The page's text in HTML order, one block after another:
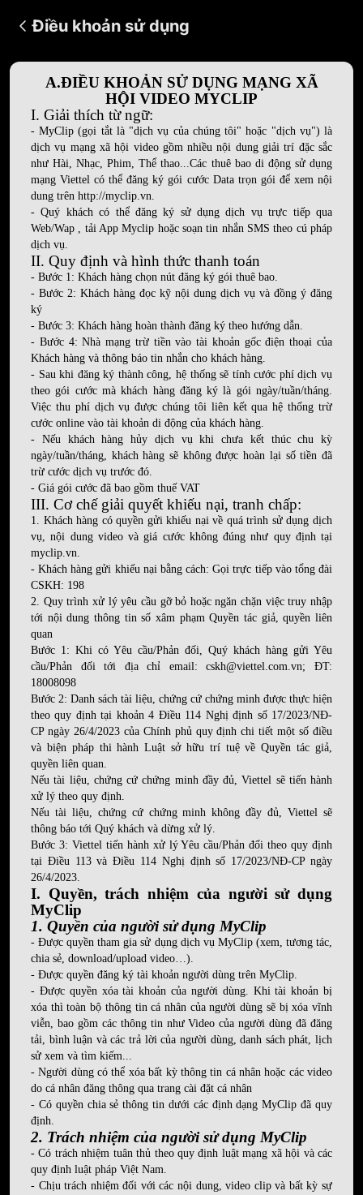
Điều khoản sử dụng
A.ĐIỀU KHOẢN SỬ DỤNG MẠNG XÃ
HỘI VIDEO MYCLIP
I. Giải thích từ ngữ:
- MyClip (gọi tắt là "dịch vụ của chúng tôi" hoặc "dịch vụ") là
dịch vụ mạng xã hội video gồm nhiều nội dung giải trí đặc sắc
như Hài, Nhạc, Phim, Thể thao...Các thuê bao di động sử dụng
mạng Viettel có thể đăng ký gói cước Data trọn gói để xem nội
dung trên http://myclip.vn.
- Quý khách có thể đăng ký sử dụng dịch vụ trực tiếp qua
Web/Wap , tải App Myclip hoặc soạn tin nhắn SMS theo cú pháp
dịch vụ.
II. Quy định và hình thức thanh toán
- Bước 1: Khách hàng chọn nút đăng ký gói thuê bao.
- Bước 2: Khách hàng đọc kỹ nội dung dịch vụ và đồng ý đăng
ký
- Bước 3: Khách hàng hoàn thành đăng ký theo hướng dẫn.
- Bước 4: Nhà mạng trừ tiền vào tài khoản gốc điện thoại của
Khách hàng và thông báo tin nhắn cho khách hàng.
- Sau khi đăng ký thành công, hệ thống sẽ tính cước phí dịch vụ
theo gói cước mà khách hàng đăng ký là gói ngày/tuần/tháng.
Việc thu phí dịch vụ được chúng tôi liên kết qua hệ thống trừ
cước online vào tài khoản di động của khách hàng.
- Nếu khách hàng hủy dịch vụ khi chưa kết thúc chu kỳ
ngày/tuần/tháng, khách hàng sẽ không được hoàn lại số tiền đã
trừ cước dịch vụ trước đó.
- Giá gói cước đã bao gồm thuế VAT
III. Cơ chế giải quyết khiếu nại, tranh chấp:
1. Khách hàng có quyền gửi khiếu nại về quá trình sử dụng dịch
vụ, nội dung video và giá cước không đúng như quy định tại
myclip.vn.
- Khách hàng gửi khiếu nại bằng cách: Gọi trực tiếp vào tổng đài
CSKH: 198
2. Quy trình xử lý yêu cầu gỡ bỏ hoặc ngăn chặn việc truy nhập
tới nội dung thông tin số xâm phạm Quyền tác giả, quyền liên
quan
Bước 1: Khi có Yêu cầu/Phản đối, Quý khách hàng gửi Yêu
cầu/Phản đối tới địa chỉ email: cskh@viettel.com.vn; ĐT:
18008098
Bước 2: Danh sách tài liệu, chứng cứ chứng minh được thực hiện
theo quy định tại khoản 4 Điều 114 Nghị định số 17/2023/NĐ-
CP ngày 26/4/2023 của Chính phủ quy định chi tiết một số điều
và biện pháp thi hành Luật sở hữu trí tuệ về Quyền tác giả,
quyền liên quan.
Nếu tài liệu, chứng cứ chứng minh đầy đủ, Viettel sẽ tiến hành
xử lý theo quy định.
Nếu tài liệu, chứng cứ chứng minh không đầy đủ, Viettel sẽ
thông báo tới Quý khách và dừng xử lý.
Bước 3: Viettel tiến hành xử lý Yêu cầu/Phản đối theo quy định
tại Điều 113 và Điều 114 Nghị định số 17/2023/NĐ-CP ngày
26/4/2023.
I. Quyền, trách nhiệm của người sử dụng
MyClip
1. Quyền của người sử dụng MyClip
- Được quyền tham gia sử dụng dịch vụ MyClip (xem, tương tác,
chia sẻ, download/upload video…).
- Được quyền đăng ký tài khoản người dùng trên MyClip.
- Được quyền xóa tài khoản của người dùng. Khi tài khoản bị
xóa thì toàn bộ thông tin cá nhân của người dùng sẽ bị xóa vĩnh
viễn, bao gồm các thông tin như Video của người dùng đã đăng
tải, bình luận và các trả lời của người dùng, danh sách phát, lịch
sử xem và tìm kiếm...
- Người dùng có thể xóa bất kỳ thông tin cá nhân hoặc các video
do cá nhân đăng thông qua trang cài đặt cá nhân
- Có quyền chia sẻ thông tin dưới các định dạng MyClip đã quy
định.
2. Trách nhiệm của người sử dụng MyClip
- Có trách nhiệm tuân thủ theo quy định luật mạng xã hội và các
quy định luật pháp Việt Nam.
- Chịu trách nhiệm đối với các nội dung, video clip và bất kỳ sự